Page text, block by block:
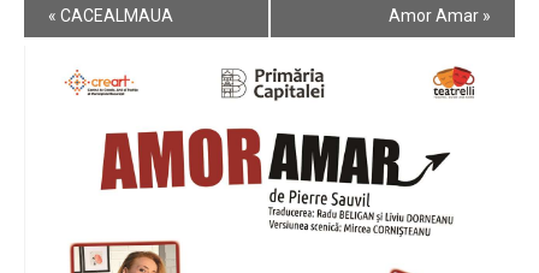
Event
Navigation
« CACEALMAUA Amor Amar »